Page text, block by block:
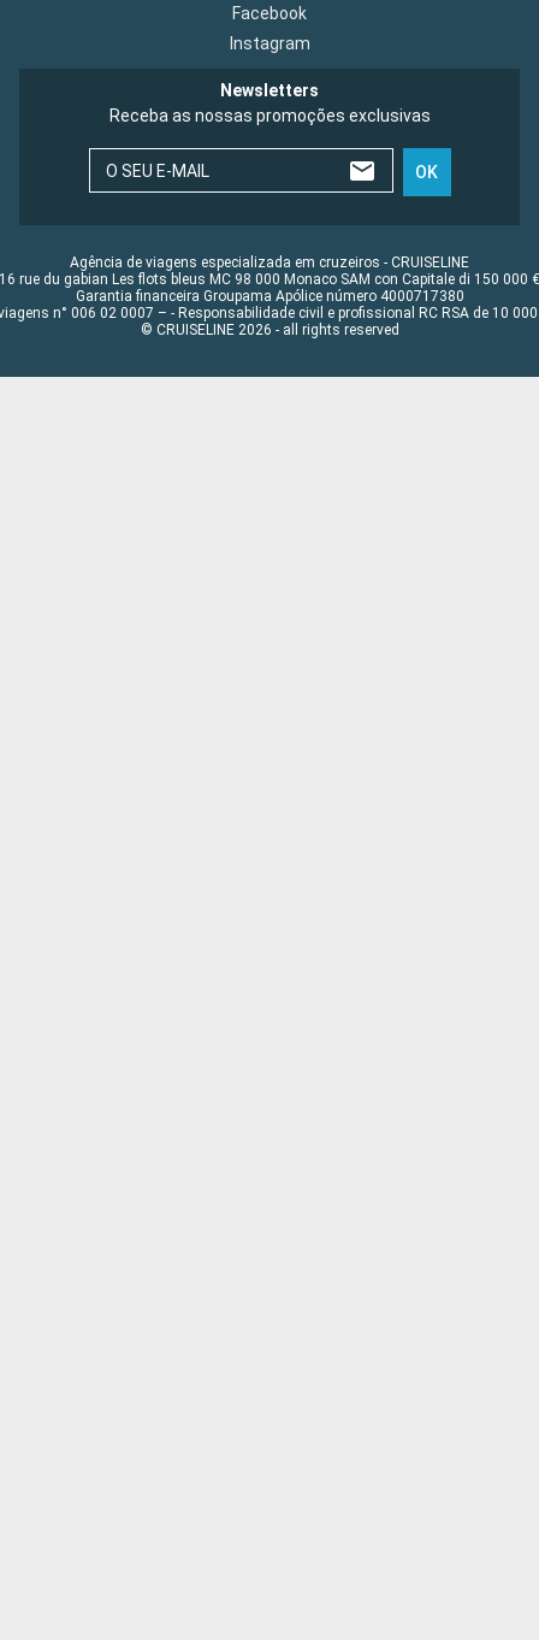
Facebook
Instagram
Newsletters
Receba as nossas promoções exclusivas
O SEU E-MAIL OK
Agência de viagens especializada em cruzeiros - CRUISELINE
16 rue du gabian Les flots bleus MC 98 000 Monaco SAM con Capitale di 150 000 €
Garantia financeira Groupama Apólice número 4000717380
n° 006 02 0007 – - Responsabilidade civil e profissional RC RSA de 10 000
© CRUISELINE 2026 - all rights reserved